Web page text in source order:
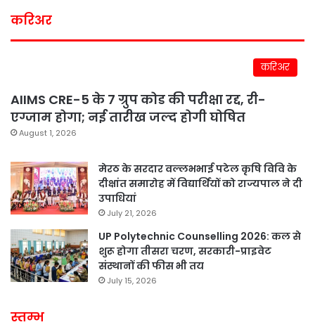
करिअर
करिअर
AIIMS CRE-5 के 7 ग्रुप कोड की परीक्षा रद्द, री-
एग्जाम होगा; नई तारीख जल्द होगी घोषित
August 1, 2026
मेरठ के सरदार वल्लभभाई पटेल कृषि विवि के
दीक्षांत समारोह में विद्यार्थियों को राज्यपाल ने दी
उपाधियां
July 21, 2026
UP Polytechnic Counselling 2026: कल से
शुरू होगा तीसरा चरण, सरकारी-प्राइवेट
संस्थानों की फीस भी तय
July 15, 2026
स्तम्भ